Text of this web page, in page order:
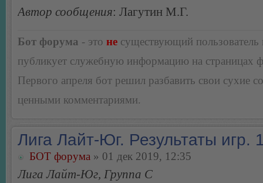
Автор сообщения: Лагутин М.Г.
Бот форума - это не существующий пользователь
публикует служебную информацию на страницах
Первого апреля бот решил разбавить свои сухие
ценными комментариями.
Лига Лайт-Юг. Результаты игр.
БОТ форума » 01 дек 2019, 12:35
Лига Лайт-Юг, Группа С